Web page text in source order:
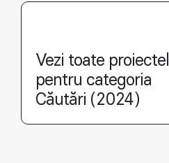
Vezi toate
pentru categoria
Căutări (2024)